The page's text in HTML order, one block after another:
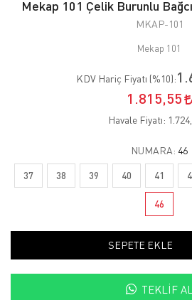
Mekap 101 Çelik Burunlu
MKAP-101
Mekap 101
KDV Hariç Fiyatı (%10):
1.815,55
Havale Fiyatı:
NUMARA: 46
37 38 39 40 41
46
SEPETE EKLE
TEKLIF AL